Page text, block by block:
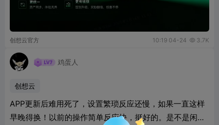
创想云官方 10:19 04-24  3.7K
鸡蛋人
创想云
APP更新后难用死了，设置繁琐反应还慢，如果一直这样
早晚得换！以前的操作简单反应快，挺好的。是不是闲的